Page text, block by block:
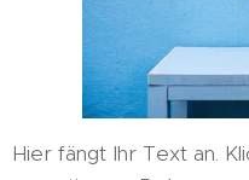
Hier fängt Ihr Text an.